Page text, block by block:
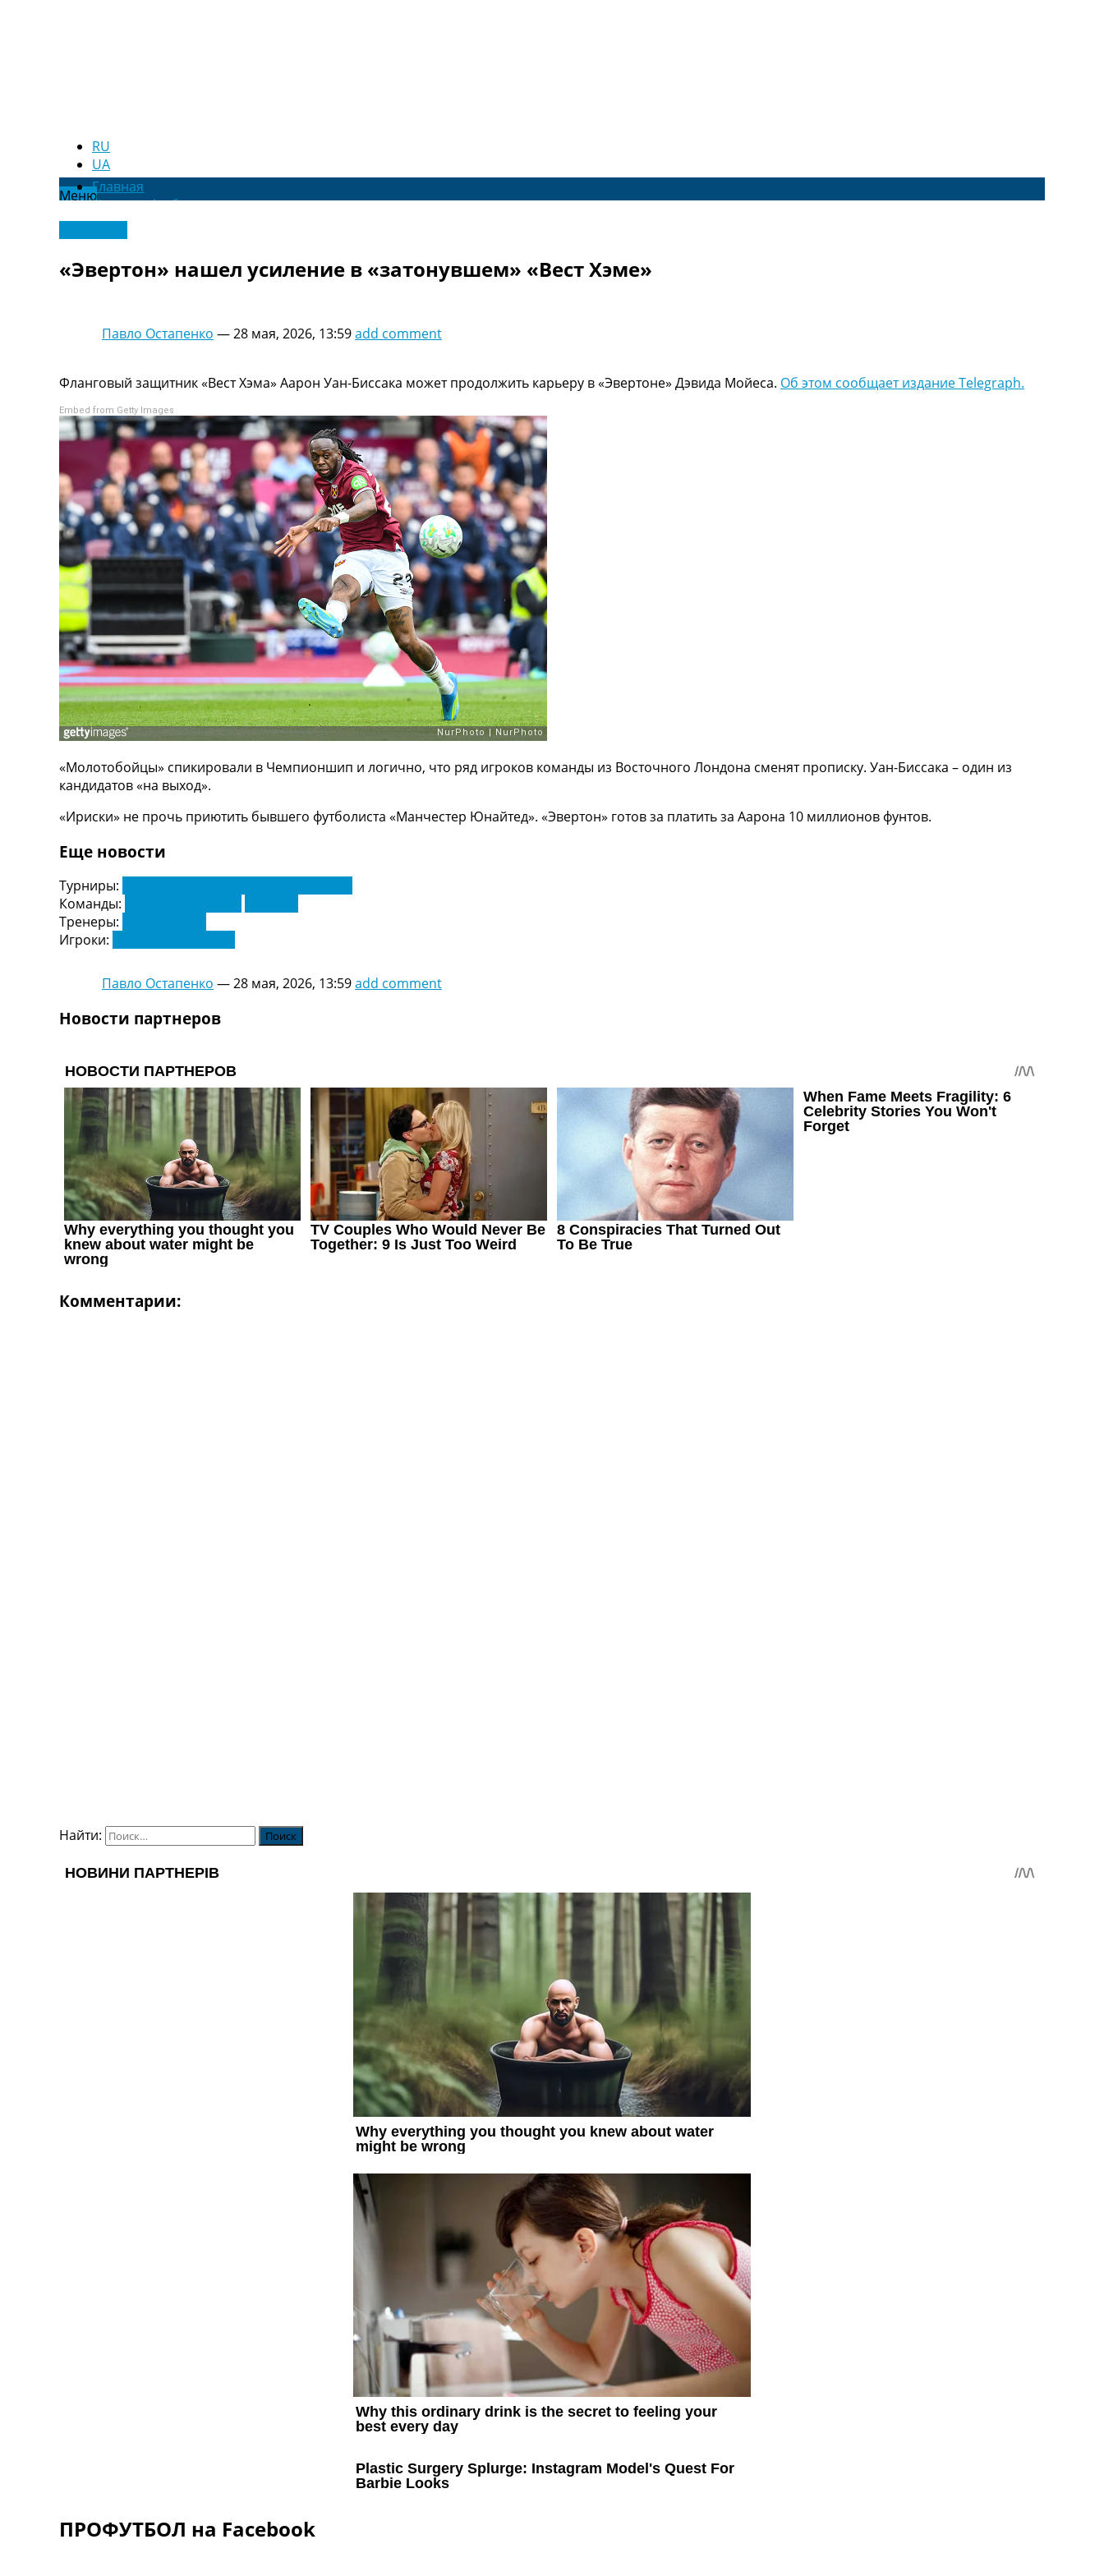
RU
UA
МенюГлавная
Новости футбола
Видео
Трансферы
Последние комментарии
Рейтинги
Турниры
Чемпионат Мира
Украина. Премьер-Лига
Украина. Первая Лига
Лига Чемпионов
Англия. Премьер Лига
Испания. Ла Лига
Другие Турниры >>>
Таблицы
Таблицы групп Чемпионата Мира
Украина. Премьер-Лига
Украина. Первая Лига
Лига Чемпионов. Таблицы групп
Англия. Премьер-Лига
Испания. Ла Лига
Все таблицы >>>
Рейтинги
Рейтинг стран УЕФА
Рейтинг клубов УЕФА
Рейтинг ФИФА
ТВ программа
RU
UA
Categories
Новости футбола
Конкурс прогнозов
Логин
Правила
Турниры
Чемпионат Мира
Украина. Премьер-Лига
Украина. Первая Лига
Лига Чемпионов
Англия. Премьер Лига
Испания. Ла Лига
Другие Турниры >>>
Таблицы
Таблицы групп Чемпионата Мира
Украина. Премьер-Лига
Англия. Премьер-Лига
Испания. Ла Лига
«Эвертон» нашел усиление в «затонувшем» «Вест Хэме»
Павло Остапенко —28 мая, 2026, 13:59add comment
Фланговый защитник «Вест Хэма» Аарон Уан-Биссака может продолжить карьеру в «Эвертоне» Дэвида Мойеса. Об этом сообщает издание Telegraph.
Embed from Getty Images
«Молотобойцы» спикировали в Чемпионшип и логично, что ряд игроков команды из Восточного Лондона сменят прописку. Уан-Биссака – один из
кандидатов «на выход».
«Ириски» не прочь приютить бывшего футболиста «Манчестер Юнайтед». «Эвертон» готов за платить за Аарона 10 миллионов фунтов.
Еще новости
Турниры:
Команды:
Тренеры:
Игроки:
Павло Остапенко —28 мая, 2026, 13:59add comment
Новости партнеров
Комментарии:
Найти:
ПРОФУТБОЛ на Facebook